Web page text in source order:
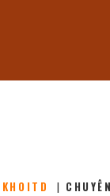
KHOITD